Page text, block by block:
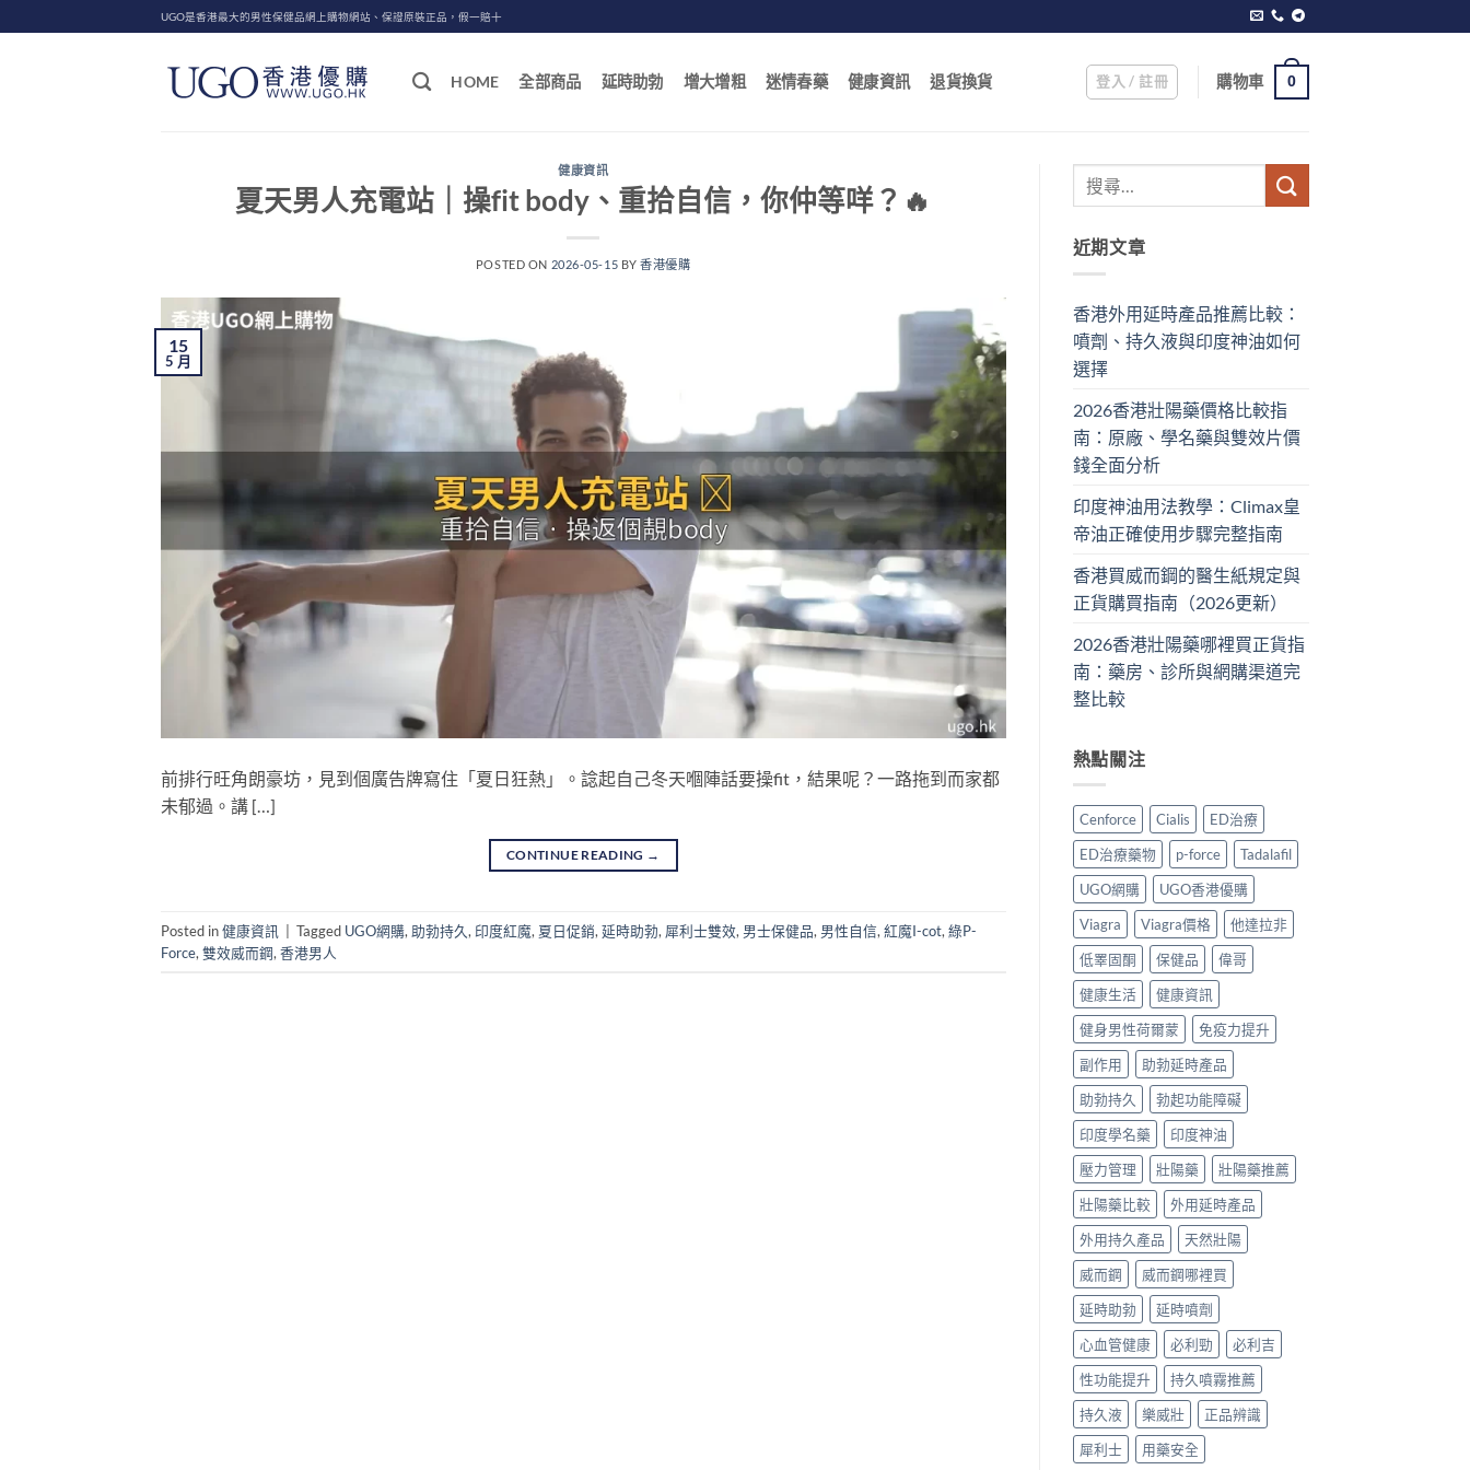
to
UGO是香港最大的男性保健品網上購物網站、保證原裝正品，假一賠十
HOME 全部商品 延時助勃 增大增粗 迷情春藥 健康資訊 退貨換貨 登入 / 註冊 購物車 0
健康資訊
夏天男人充電站｜操fit body、重拾自信，你仲等咩？🔥
POSTED ON 2026-05-15 BY香港優購
15
5 月
前排行旺角朗豪坊，見到個廣告牌寫住「夏日狂熱」。諗起自己冬天嗰陣話要操fit，結果呢？一路拖到而家都
未郁過。講 […]
CONTINUE READING →
Posted in健康資訊 | Tagged UGO網購, 助勃持久, 印度紅魔, 夏日促銷, 延時助勃, 犀利士雙效, 男士保健品, 男性自信, 紅魔I-cot, 綠P-
Force, 雙效威而鋼, 香港男人
近期文章
香港外用延時產品推薦比較：
噴劑、持久液與印度神油如何
選擇
2026香港壯陽藥價格比較指
南：原廠、學名藥與雙效片價
錢全面分析
印度神油用法教學：Climax皇
帝油正確使用步驟完整指南
香港買威而鋼的醫生紙規定與
正貨購買指南（2026更新）
2026香港壯陽藥哪裡買正貨指
南：藥房、診所與網購渠道完
整比較
熱點關注
Cenforce Cialis
ED治療
ED治療藥物
p-force
Tadalafil
UGO網購
UGO香港優購
Viagra
Viagra價格
他達拉非
低睪固酮
保健品
偉哥
健康生活
健康資訊
健身男性荷爾蒙
免疫力提升
副作用
助勃延時產品
助勃持久
勃起功能障礙
印度學名藥
印度神油
壓力管理
壯陽藥
壯陽藥推薦
壯陽藥比較
外用延時產品
外用持久產品
天然壯陽
威而鋼
威而鋼哪裡買
延時助勃
延時噴劑
心血管健康
必利勁
必利吉
性功能提升
持久噴霧推薦
持久液
樂威壯
正品辨識
犀利士
用藥安全